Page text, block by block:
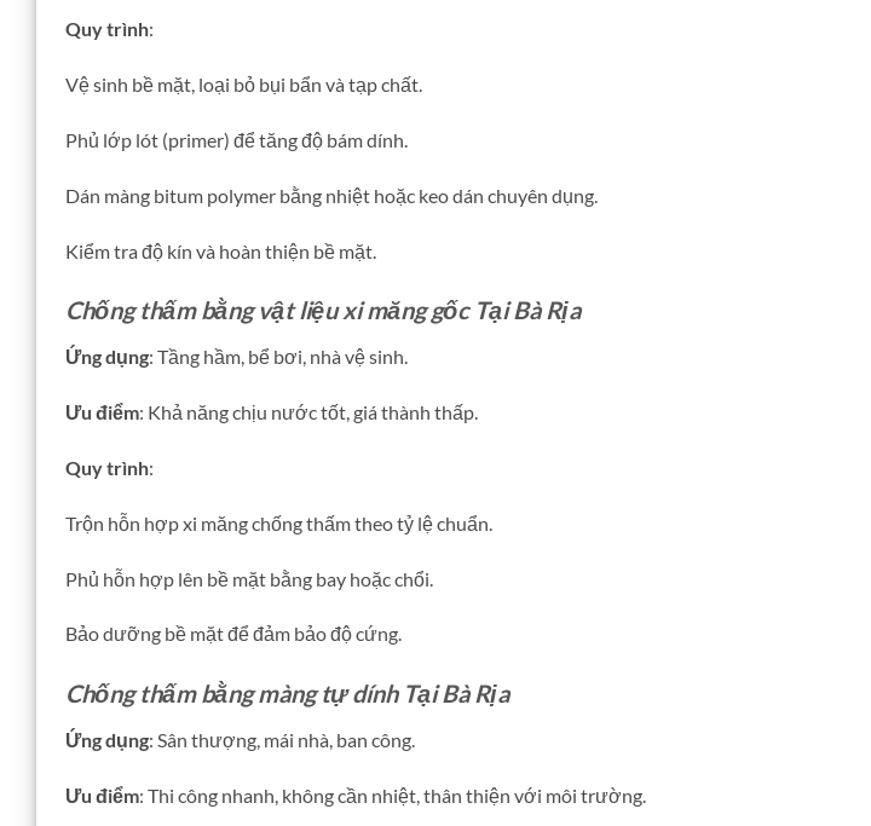
Quy trình:
Vệ sinh bề mặt, loại bỏ bụi bẩn và tạp chất.
Phủ lớp lót (primer) để tăng độ bám dính.
Dán màng bitum polymer bằng nhiệt hoặc keo dán chuyên dụng.
Kiểm tra độ kín và hoàn thiện bề mặt.
Chống thấm bằng vật liệu xi măng gốc Tại Bà Rịa
Ứng dụng: Tầng hầm, bể bơi, nhà vệ sinh.
Ưu điểm: Khả năng chịu nước tốt, giá thành thấp.
Quy trình:
Trộn hỗn hợp xi măng chống thấm theo tỷ lệ chuẩn.
Phủ hỗn hợp lên bề mặt bằng bay hoặc chổi.
Bảo dưỡng bề mặt để đảm bảo độ cứng.
Chống thấm bằng màng tự dính Tại Bà Rịa
Ứng dụng: Sân thượng, mái nhà, ban công.
Ưu điểm: Thi công nhanh, không cần nhiệt, thân thiện với môi trường.